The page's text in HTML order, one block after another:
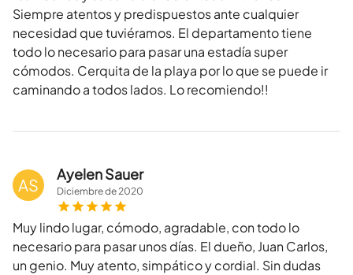
Siempre atentos y predispuestos ante cualquier
necesidad que tuviéramos. El departamento tiene
todo lo necesario para pasar una estadía super
cómodos. Cerquita de la playa por lo que se puede ir
caminando a todos lados. Lo recomiendo!!
AS
Ayelen Sauer
Diciembrede2020
Muy lindo lugar, cómodo, agradable, con todo lo
necesario para pasar unos días. El dueño, Juan Carlos,
un genio. Muy atento, simpático y cordial. Sin dudas